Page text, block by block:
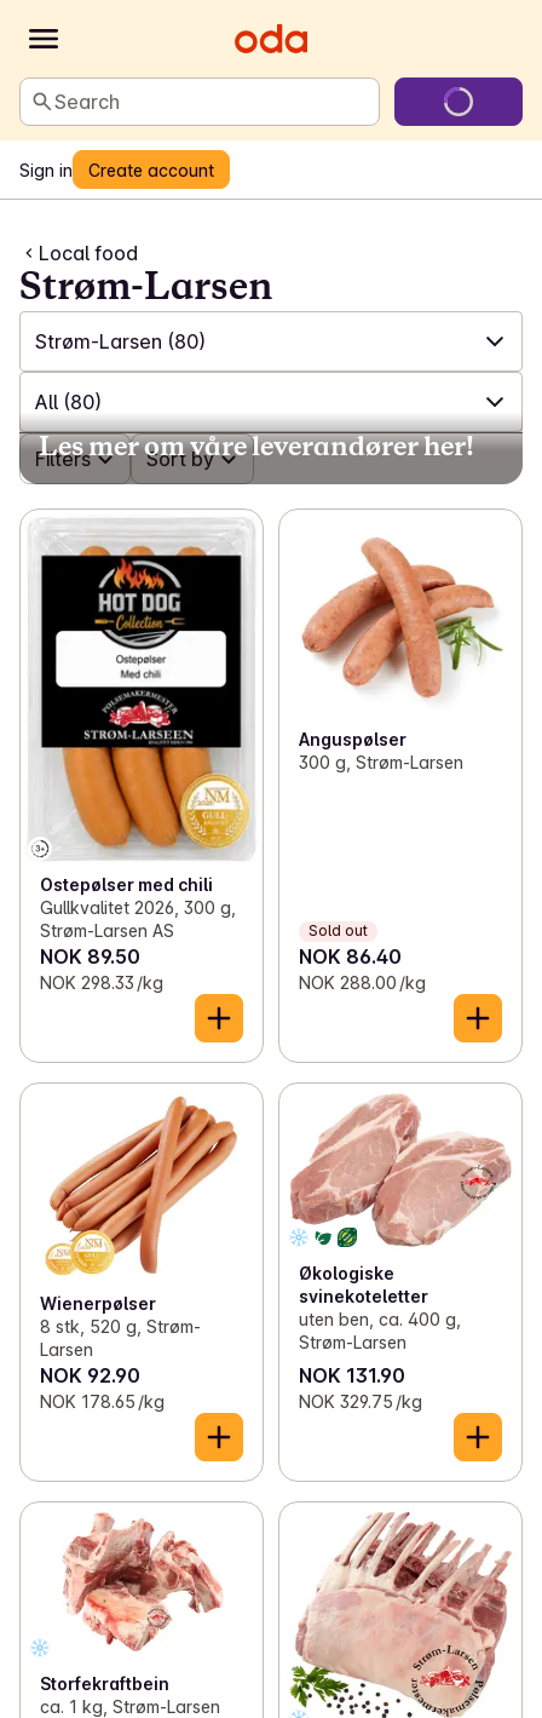
Search
Sign in Create account
Local food
Strøm-Larsen
Strøm-Larsen (80)
✓ All (423)
✓ Toddum gård (6)
✓ Strøm-Larsen(80)
Rygge Meieri (9)
Villbrygg (7)
Fredriks røkeri
Heldiggris (16)
Holli Mølle (10)
✓ Sørlandskjøtt (17)
✓ Hovelsrud (6)
✓ Safteriet (9)
Felloni Spekehus (13)
✓ Alm gard (4)
(5)
Det Gamle Røgeri
✓ Fuglen Kaffe
✓ Homlagarden
✓ Myhres Matsopp
✓ Nordås Gårdskjøtt (1)
Brødr Ringstad
Røyse Bærpresseri
Snertingdal Ysteri
✓ FrostaChips
All (80)
✓ All(80)
✓ Sausages (16)
✓ Hamburgers (3)
Minced meat (7)
Beef and veal
(14)
Lamb (6)
Spreads (13)
Filters Sort by
Les mer om våre leverandører her!
Ostepølser med chili
Gullkvalitet 2026, 300 g,
Strøm-Larsen AS
NOK 89.50
NOK 298.33 /kg
Anguspølser
300 g, Strøm-Larsen
Sold out
NOK 86.40
NOK 288.00 /kg
Wienerpølser
8 stk, 520 g, Strøm-
Larsen
NOK 92.90
NOK 178.65 /kg
Økologiske
svinekoteletter
uten ben, ca. 400 g,
Strøm-Larsen
NOK 131.90
NOK 329.75 /kg
Storfekraftbein
ca. 1 kg, Strøm-Larsen